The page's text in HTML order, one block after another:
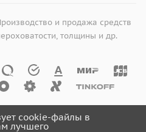
и продажа средств
толщины и др.
cookie-файлы в
лучшего